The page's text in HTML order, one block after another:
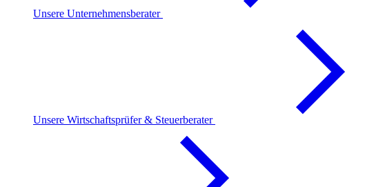
Unsere Unternehmensberater
Unsere Wirtschaftsprüfer & Steuerberater